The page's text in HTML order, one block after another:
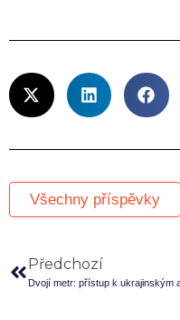
Všechny příspěvky
Předchozí